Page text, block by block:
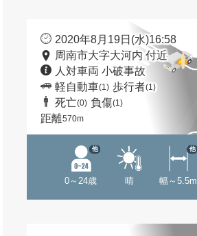
2020年8月19日(水)16:58
周南市大字大河内 付近
人対車両 小破事故
軽自動車(1) 歩行者(1)
死亡(0) 負傷(1)
距離570m
0～24歳
他
晴 幅～5.5m
他